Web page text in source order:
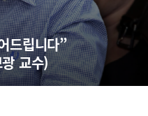
드립니다”
교수)